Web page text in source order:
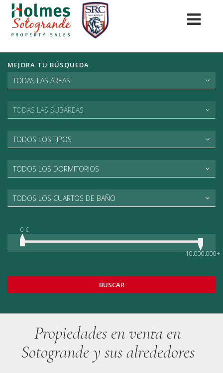
MEJORA TU BÚSQUEDA
TODAS LAS ÁREAS
TODAS LAS SUBÁREAS
0 €
10.000.000+
TODOS LOS TIPOS
TODOS LOS DORMITORIOS
TODOS LOS CUARTOS DE BAÑO
BUSCAR
Propiedades en venta en
Sotogrande y sus alrededores